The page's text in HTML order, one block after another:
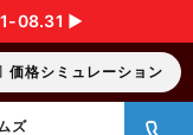
08.31 ▶︎
価格シミュレーション
ズ